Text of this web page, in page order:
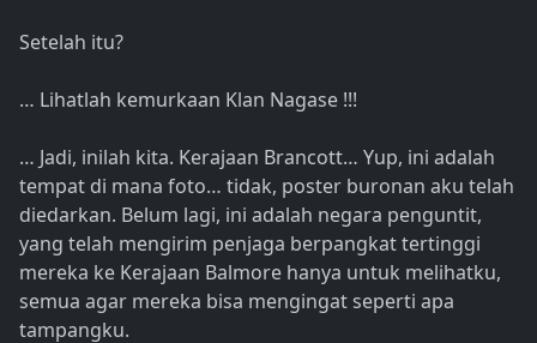
Setelah itu?
… Lihatlah kemurkaan Klan Nagase !!!
… Jadi, inilah kita. Kerajaan Brancott… Yup, ini adalah
tempat di mana foto… tidak, poster buronan aku telah
diedarkan. Belum lagi, ini adalah negara penguntit,
yang telah mengirim penjaga berpangkat tertinggi
mereka ke Kerajaan Balmore hanya untuk melihatku,
semua agar mereka bisa mengingat seperti apa
tampangku.